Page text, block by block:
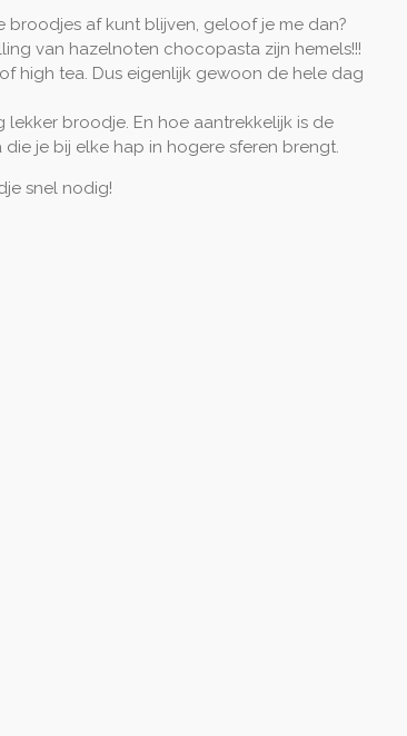
broodjes af kunt blijven, geloof je me dan?
van hazelnoten chocopasta zijn hemels!!!
high tea. Dus eigenlijk gewoon de hele dag
broodje. En hoe aantrekkelijk is de
je bij elke hap in hogere sferen brengt.
snel nodig!